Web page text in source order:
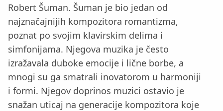
Robert Šuman. Šuman je bio jedan od
najznačajnijih kompozitora romantizma,
poznat po svojim klavirskim delima i
simfonijama. Njegova muzika je često
izražavala duboke emocije i lične borbe, a
mnogi su ga smatrali inovatorom u harmoniji
i formi. Njegov doprinos muzici ostavio je
snažan uticaj na generacije kompozitora koje